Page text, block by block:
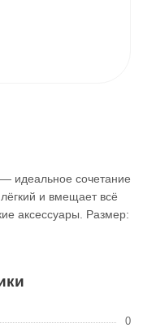
идеальное сочетание
и вмещает всё
аксессуары. Размер:
0